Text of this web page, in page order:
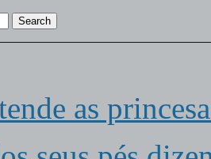
Search
as